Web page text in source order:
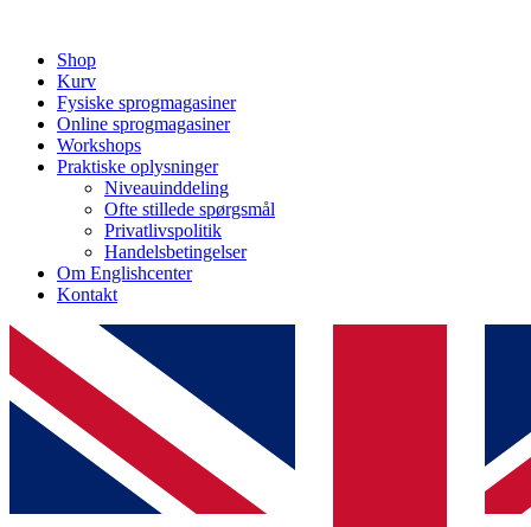
Shop
Kurv
Fysiske sprogmagasiner
Online sprogmagasiner
Workshops
Praktiske oplysninger
Niveauinddeling
Ofte stillede spørgsmål
Privatlivspolitik
Handelsbetingelser
Om Englishcenter
Kontakt